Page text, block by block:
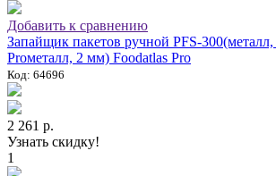
Добавить к сравнению
Запайщик пакетов ручной PFS-
Proметалл, 2 мм) Foodatlas Pro
Код: 64696
2 261 р.
Узнать скидку!
1